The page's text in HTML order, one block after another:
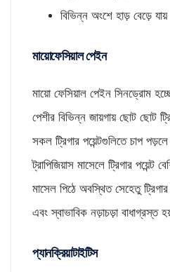
বিভিন্ন অংশে হাড় বেড়ে যায়
মায়োফেসিয়াল পেইন
মায়ো ফেসিয়াল পেইন সিনড্রোম
পেশীর বিভিন্ন জায়গায় ছোট ছোট
সকল ট্রিগার পয়েন্টগুলিতে চাপ
ট্রাপিজিয়াস মাসেলে ট্রিগার পয়েন্ট
মাসেল পিঠে অবস্থিত সেহেতু
এবং স্বাভাবিক নড়াচড়া বাধাগ্রস্ত
প্যানক্রিয়াটাইটিস